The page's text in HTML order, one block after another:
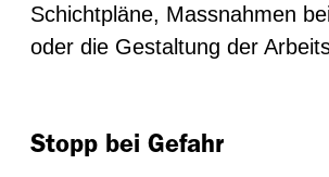
Schichtpläne, Massnahmen
oder die Gestaltung der
Stopp bei Gefahr